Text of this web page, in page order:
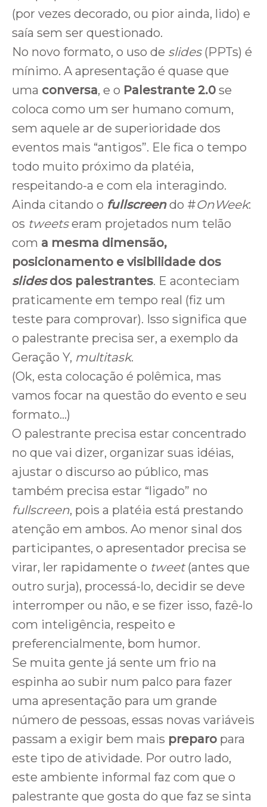
(por vezes decorado, ou pior ainda, lido) e
saía sem ser questionado.
No novo formato, o uso de slides(PPTs) é
mínimo. A apresentação é quase que
uma conversa, e o Palestrante 2.0 se
coloca como um ser humano comum,
sem aquele ar de superioridade dos
eventos mais “antigos”. Ele fica o tempo
todo muito próximo da platéia,
respeitando-a e com ela interagindo.
Ainda citando o fullscreendo #OnWeek:
os tweetseram projetados num telão
com a mesma dimensão,
posicionamento e visibilidade dos
slidesdos palestrantes. E aconteciam
praticamente em tempo real (fiz um
teste para comprovar). Isso significa que
o palestrante precisa ser, a exemplo da
Geração Y, multitask.
(Ok, esta colocação é polêmica, mas
vamos focar na questão do evento e seu
formato…)
O palestrante precisa estar concentrado
no que vai dizer, organizar suas idéias,
ajustar o discurso ao público, mas
também precisa estar “ligado” no
fullscreen, pois a platéia está prestando
atenção em ambos. Ao menor sinal dos
participantes, o apresentador precisa se
virar, ler rapidamente o tweet(antes que
outro surja), processá-lo, decidir se deve
interromper ou não, e se fizer isso, fazê-lo
com inteligência, respeito e
preferencialmente, bom humor.
Se muita gente já sente um frio na
espinha ao subir num palco para fazer
uma apresentação para um grande
número de pessoas, essas novas variáveis
passam a exigir bem mais preparo para
este tipo de atividade. Por outro lado,
este ambiente informal faz com que o
palestrante que gosta do que faz se sinta